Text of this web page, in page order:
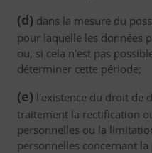
(d) dans la mesure du
pour laquelle les données
ou, si cela n'est pas
déterminer cette période;
(e) l'existence du droit de
traitement la rectification
personnelles ou la
personnelles concernant